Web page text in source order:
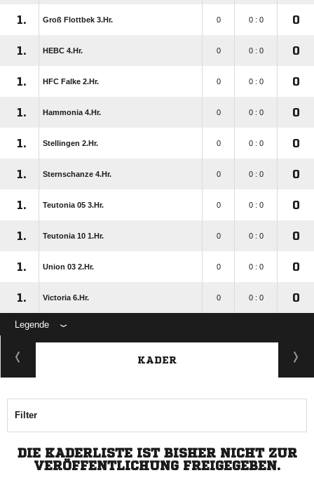
1. Groß Flottbek 3.Hr. 0 0 : 0 0
1. HEBC 4.Hr. 0 0 : 0 0
1. HFC Falke 2.Hr. 0 0 : 0 0
1. Hammonia 4.Hr. 0 0 : 0 0
1. Stellingen 2.Hr. 0 0 : 0 0
1. Sternschanze 4.Hr. 0 0 : 0 0
1. Teutonia 05 3.Hr. 0 0 : 0 0
1. Teutonia 10 1.Hr. 0 0 : 0 0
1. Union 03 2.Hr. 0 0 : 0 0
1. Victoria 6.Hr. 0 0 : 0 0
Legende
KADER
Filter
DIE KADERLISTE IST BISHER NICHT ZUR
VERÖFFENTLICHUNG FREIGEGEBEN.